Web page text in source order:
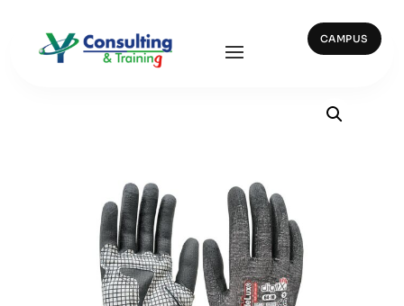
CAMPUS
Inicio Guantes/ 64-10. BLADELUX